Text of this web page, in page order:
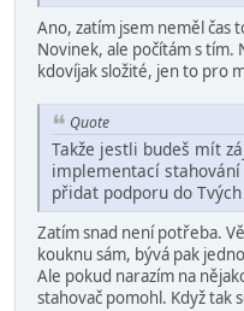
Ano, zatím jsem neměl čas
Novinek, ale počítám s tím.
kdovíjak složité, jen to pro
Quote
Takže jestli budeš mít
implementací
přidat podporu do
Zatím snad není potřeba.
kouknu sám, bývá pak
Ale pokud narazím na
stahovač pomohl. Když tak